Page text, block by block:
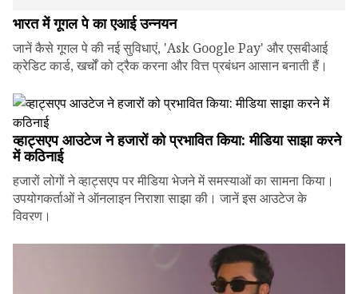
भारत में गूगल पे का एआई उन्नयन
जानें कैसे गूगल पे की नई सुविधाएं, 'Ask Google Pay' और एसबीआई
क्रेडिट कार्ड, खर्चों को ट्रैक करना और वित्त प्रबंधन आसान बनाती हैं।
व्हाट्सएप आउटेज ने हजारों को प्रभावित किया: मीडिया साझा करने
में कठिनाई
हजारों लोगों ने व्हाट्सएप पर मीडिया भेजने में समस्याओं का सामना किया।
उपयोगकर्ताओं ने ऑनलाइन निराशा साझा की। जानें इस आउटेज के
विवरण।